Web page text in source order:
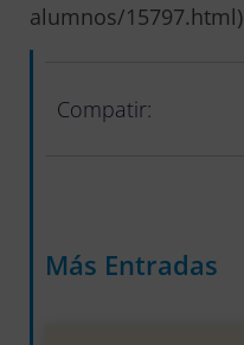
alumnos/15797.html)
Compatir:
Más Entradas